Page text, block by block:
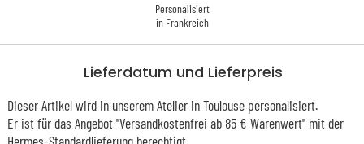
Personalisiert
in Frankreich
Lieferdatum und Lieferpreis
Dieser Artikel wird in unserem Atelier in Toulouse personalisiert.
Er ist für das Angebot "Versandkostenfrei ab 85 € Warenwert" mit der